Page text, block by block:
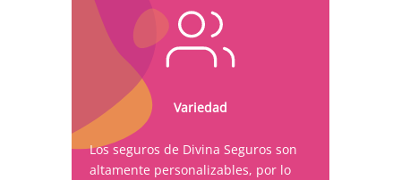
Variedad
Los seguros de Divina Seguros son
altamente personalizables, por lo